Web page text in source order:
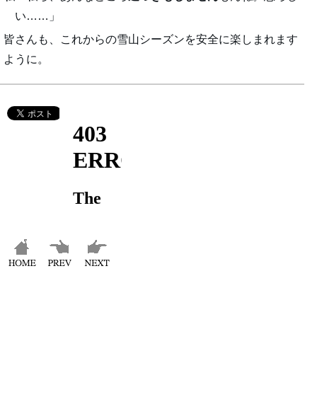
い……」
皆さんも、これからの雪山シーズンを安全に楽しまれます
ように。